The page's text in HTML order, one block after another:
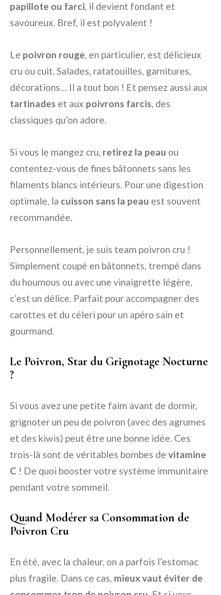
papillote ou farci, il devient fondant et
savoureux. Bref, il est polyvalent !
Le poivron rouge, en particulier, est délicieux
cru ou cuit. Salades, ratatouilles, garnitures,
décorations… Il a tout bon ! Et pensez aussi aux
tartinades et aux poivrons farcis, des
classiques qu’on adore.
Si vous le mangez cru, retirez la peau ou
contentez-vous de fines bâtonnets sans les
filaments blancs intérieurs. Pour une digestion
optimale, la cuisson sans la peau est souvent
recommandée.
Personnellement, je suis team poivron cru !
Simplement coupé en bâtonnets, trempé dans
du houmous ou avec une vinaigrette légère,
c’est un délice. Parfait pour accompagner des
carottes et du céleri pour un apéro sain et
gourmand.
Le Poivron, Star du Grignotage Nocturne
?
Si vous avez une petite faim avant de dormir,
grignoter un peu de poivron (avec des agrumes
et des kiwis) peut être une bonne idée. Ces
trois-là sont de véritables bombes de vitamine
C ! De quoi booster votre système immunitaire
pendant votre sommeil.
Quand Modérer sa Consommation de
Poivron Cru
En été, avec la chaleur, on a parfois l’estomac
plus fragile. Dans ce cas, mieux vaut éviter de